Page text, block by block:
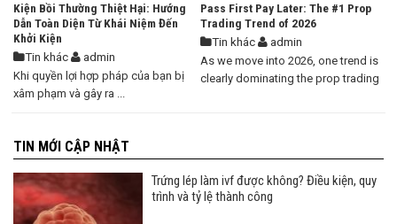
Kiện Bồi Thường Thiệt Hại: Hướng
Dẫn Toàn Diện Từ Khái Niệm Đến
Khởi Kiện
Tin khác
admin
Khi quyền lợi hợp pháp của bạn bị
xâm phạm và gây ra ...
Pass First Pay Later: The #1 Prop
Trading Trend of 2026
Tin khác
admin
As we move into 2026, one trend is
clearly dominating the prop trading
TIN MỚI CẬP NHẬT
Trứng lép làm ivf được không? Điều kiện, quy
trình và tỷ lệ thành công